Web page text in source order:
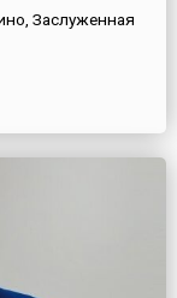
Заслуженная